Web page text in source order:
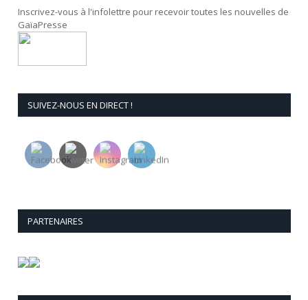
Inscrivez-vous à l'infolettre pour recevoir toutes les nouvelles de
GaïaPresse
SUIVEZ-NOUS EN DIRECT !
PARTENAIRES